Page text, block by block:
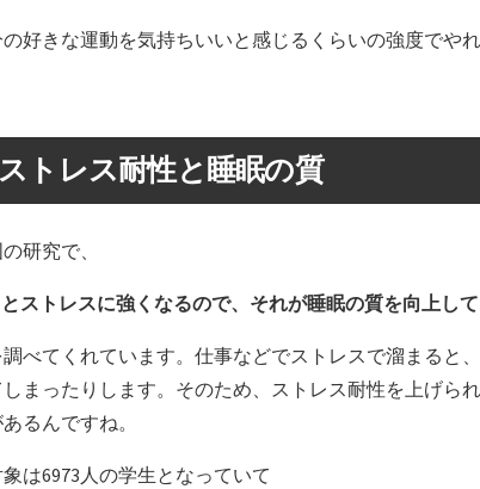
好きな運動を気持ちいいと感じるくらいの強度でや
トレス耐性と睡眠の質
研究で、
ストレスに強くなるので、それが睡眠の質を向上し
べてくれています。仕事などでストレスで溜まると
まったりします。そのため、ストレス耐性を上げら
るんですね。
は6973人の学生となっていて